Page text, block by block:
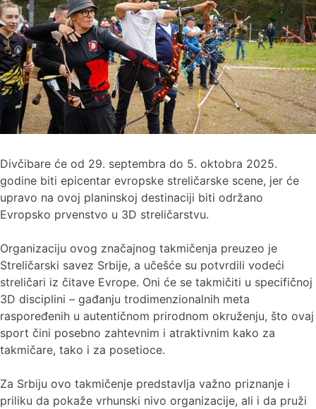
Divčibare će od 29. septembra do 5. oktobra 2025.
godine biti epicentar evropske streličarske scene, jer će
upravo na ovoj planinskoj destinaciji biti održano
Evropsko prvenstvo u 3D streličarstvu.
Organizaciju ovog značajnog takmičenja preuzeo je
Streličarski savez Srbije, a učešće su potvrdili vodeći
streličari iz čitave Evrope. Oni će se takmičiti u specifičnoj
3D disciplini – gađanju trodimenzionalnih meta
raspoređenih u autentičnom prirodnom okruženju, što ovaj
sport čini posebno zahtevnim i atraktivnim kako za
takmičare, tako i za posetioce.
Za Srbiju ovo takmičenje predstavlja važno priznanje i
priliku da pokaže vrhunski nivo organizacije, ali i da pruži